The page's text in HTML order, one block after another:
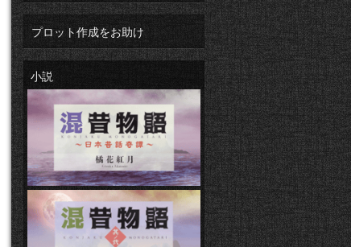
プロット作成をお助け
小説